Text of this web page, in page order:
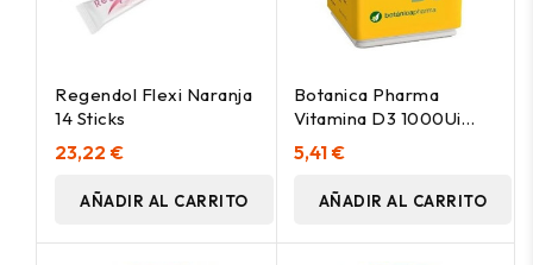
Regendol Flexi Naranja
14 Sticks
23,22 €
AÑADIR AL CARRITO
Botanica Pharma
Vitamina D3 1000Ui
500Mg 60Comp
5,41 €
AÑADIR AL CARRITO